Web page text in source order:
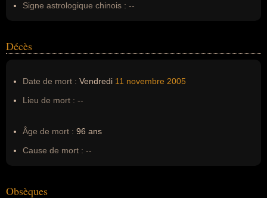
Signe astrologique chinois : --
Décès
Date de mort : Vendredi 11 novembre 2005
Lieu de mort : --
Âge de mort : 96 ans
Cause de mort : --
Obsèques